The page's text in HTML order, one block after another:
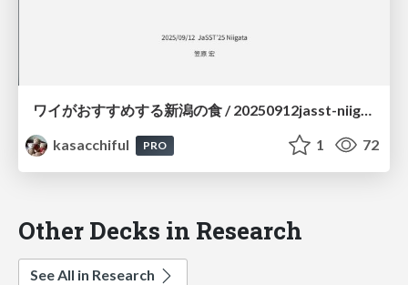
ワイがおすすめする新潟の食 / 20250912jasst-niigata-lt
kasacchiful
PRO 1 72
Other Decks in Research
See All in Research